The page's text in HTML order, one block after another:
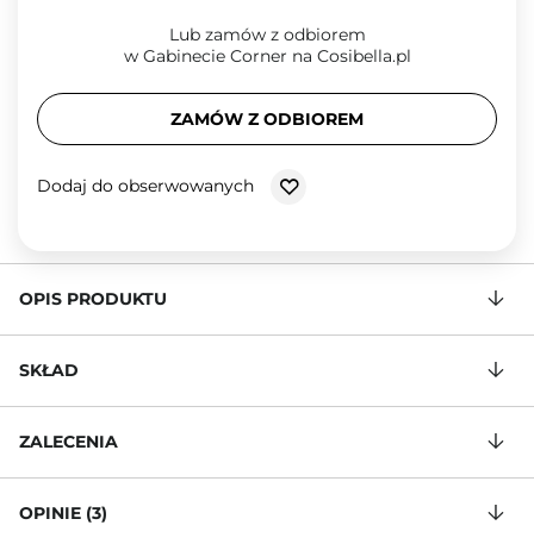
Lub zamów z odbiorem
w Gabinecie Corner na Cosibella.pl
ZAMÓW Z ODBIOREM
Dodaj do obserwowanych
OPIS PRODUKTU
SKŁAD
ZALECENIA
OPINIE (3)